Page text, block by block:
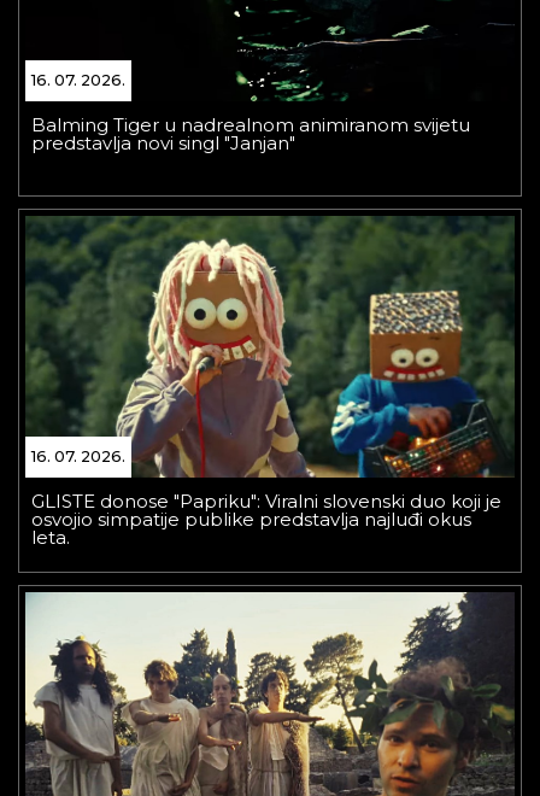
16. 07. 2026.
Balming Tiger u nadrealnom animiranom svijetu
predstavlja novi singl "Janjan"
16. 07. 2026.
GLISTE donose "Papriku": Viralni slovenski duo koji je
osvojio simpatije publike predstavlja najluđi okus
leta.